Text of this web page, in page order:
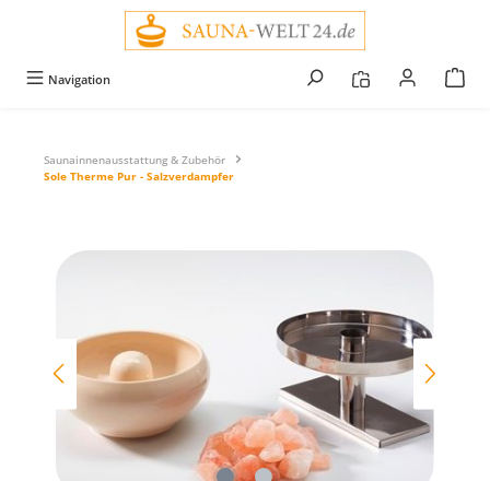
Navigation
Saunainnenausstattung & Zubehör
Sole Therme Pur - Salzverdampfer
Bildergalerie überspringen